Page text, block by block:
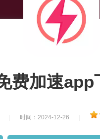
费加速app
时间：2024-12-26